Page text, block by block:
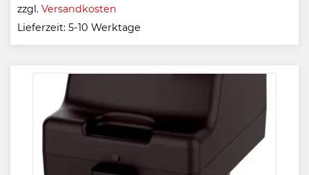
zzgl. Versandkosten
Lieferzeit: 5-10 Werktage